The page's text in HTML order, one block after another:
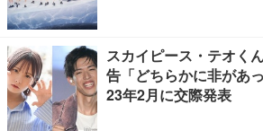
スカイピース・テオく
告「どちらかに非があ
23年2月に交際発表